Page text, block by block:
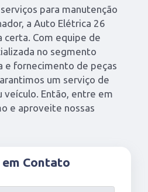
para manutenção
a Auto Elétrica 26
certa. Com equipe de
no segmento
e fornecimento de peças
um serviço de
veículo. Então, entre em
e aproveite nossas
em Contato